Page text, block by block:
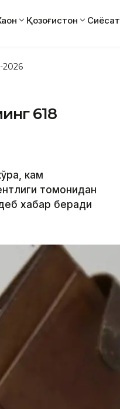
Қозоғистон Сиёсат
2026
618
кам
томонидан
хабар беради